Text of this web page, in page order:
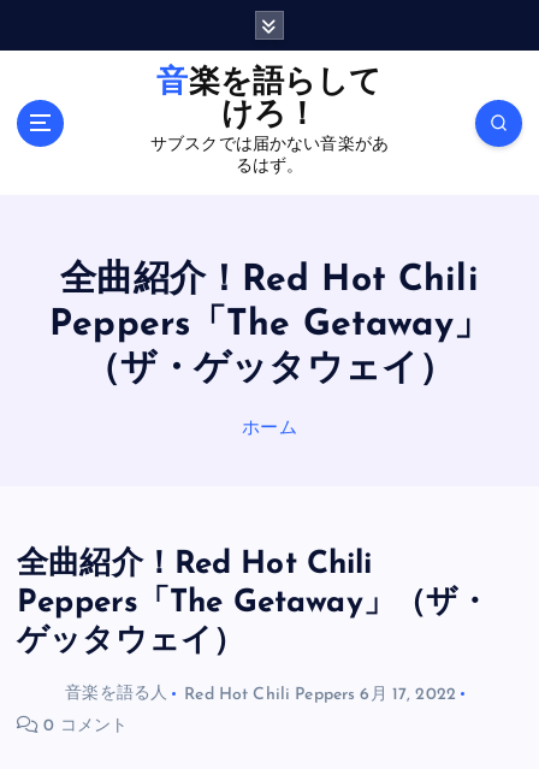
音楽を語らして
けろ！
サブスクでは届かない音楽があ
るはず。
全曲紹介！Red Hot Chili
Peppers「The Getaway」
（ザ・ゲッタウェイ）
ホーム
全曲紹介！Red Hot Chili
Peppers「The Getaway」（ザ・
ゲッタウェイ）
音楽を語る人 Red Hot Chili Peppers 6月 17, 2022
0 コメント